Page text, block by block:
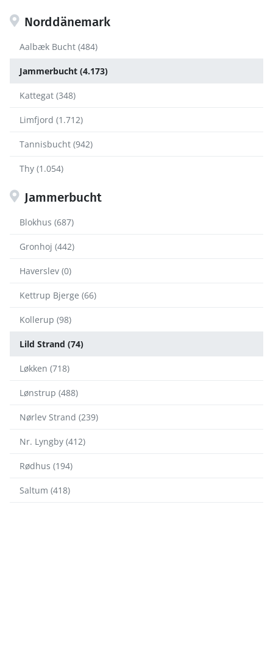
Norddänemark
Aalbæk Bucht (484)
Jammerbucht (4.173)
Kattegat (348)
Limfjord (1.712)
Tannisbucht (942)
Thy (1.054)
Jammerbucht
Blokhus (687)
Gronhoj (442)
Haverslev (0)
Kettrup Bjerge (66)
Kollerup (98)
Lild Strand (74)
Løkken (718)
Lønstrup (488)
Nørlev Strand (239)
Nr. Lyngby (412)
Rødhus (194)
Saltum (418)